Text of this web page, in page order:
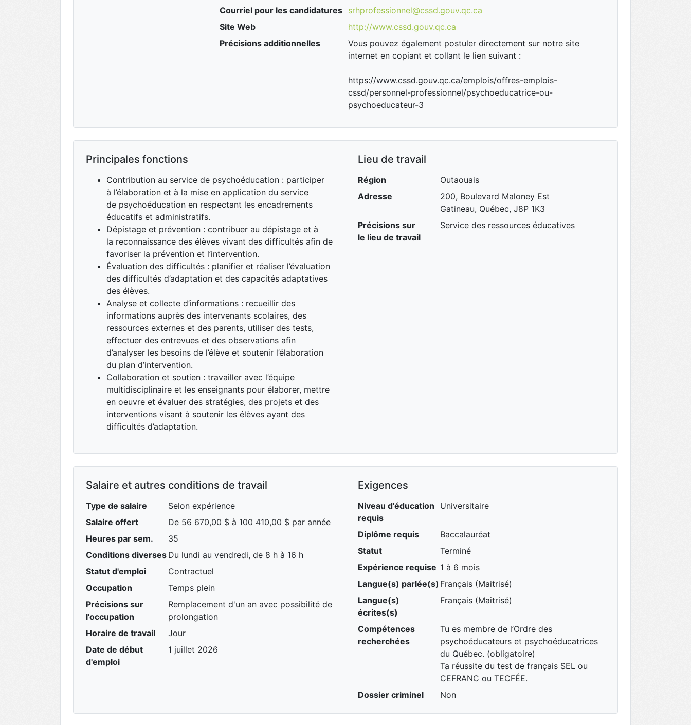
Courriel pour les candidatures srhprofessionnel@cssd.gouv.qc.ca
Site Web
http://www.cssd.gouv.qc.ca
Précisions additionnelles
Vous pouvez également postuler directement sur notre site
internet en copiant et collant le lien suivant :
https://www.cssd.gouv.qc.ca/emplois/offres-emplois-
cssd/personnel-professionnel/psychoeducatrice-ou-
psychoeducateur-3
Principales fonctions
Contribution au service de psychoéducation : participer
à l’élaboration et à la mise en application du service
de psychoéducation en respectant les encadrements
éducatifs et administratifs.
Dépistage et prévention : contribuer au dépistage et à
la reconnaissance des élèves vivant des difficultés afin de
favoriser la prévention et l’intervention.
Évaluation des difficultés : planifier et réaliser l’évaluation
des difficultés d’adaptation et des capacités adaptatives
des élèves.
Analyse et collecte d’informations : recueillir des
informations auprès des intervenants scolaires, des
ressources externes et des parents, utiliser des tests,
effectuer des entrevues et des observations afin
d’analyser les besoins de l’élève et soutenir l’élaboration
du plan d’intervention.
Collaboration et soutien : travailler avec l’équipe
multidisciplinaire et les enseignants pour élaborer, mettre
en oeuvre et évaluer des stratégies, des projets et des
interventions visant à soutenir les élèves ayant des
difficultés d’adaptation.
Lieu de travail
Région
Outaouais
Adresse
200, Boulevard Maloney Est
Gatineau, Québec, J8P 1K3
Précisions sur
le lieu de travail
Service des ressources éducatives
Salaire et autres conditions de travail
Type de salaire
Selon expérience
Salaire offert
De 56 670,00 $ à 100 410,00 $ par année
Heures par sem.
35
Conditions diverses Du lundi au vendredi, de 8 h à 16 h
Statut d'emploi
Contractuel
Occupation
Temps plein
Précisions sur
l'occupation
Remplacement d'un an avec possibilité de
prolongation
Horaire de travail
Jour
Date de début
d'emploi
1 juillet 2026
Exigences
Niveau d'éducation
requis
Universitaire
Diplôme requis
Baccalauréat
Statut
Terminé
Expérience requise 1 à 6 mois
Langue(s) parlée(s) Français (Maitrisé)
Langue(s)
écrites(s)
Français (Maitrisé)
Compétences
recherchées
Tu es membre de l’Ordre des
psychoéducateurs et psychoéducatrices
du Québec. (obligatoire)
Ta réussite du test de français SEL ou
CEFRANC ou TECFÉE.
Dossier criminel
Non